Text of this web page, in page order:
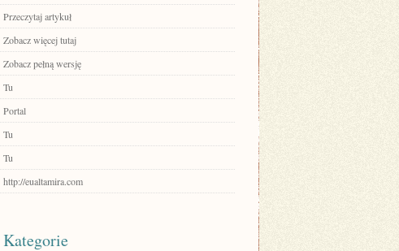
Przeczytaj artykuł
Zobacz więcej tutaj
Zobacz pełną wersję
Tu
Portal
Tu
Tu
http://eualtamira.com
Kategorie